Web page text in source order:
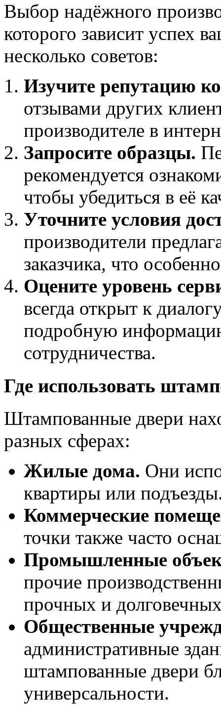
Выбор надёжного
которого зависит успех
несколько советов:
Изучите репутацию
отзывами других
производителе в
Запросите образцы.
рекомендуется
чтобы убедиться в её
Уточните условия
производители
заказчика, что
Оцените уровень
всегда открыт к
подробную
сотрудничества.
Где использовать
Штампованные двери
разных сферах:
Жилые дома. Они
квартиры или
Коммерческие
точки также часто
Промышленные
прочие
прочных и
Общественные
административные
штампованные двери
универсальности.